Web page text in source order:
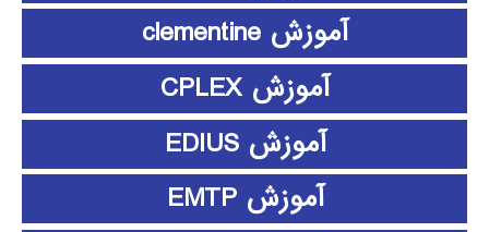
آموزش clementine
آموزش CPLEX
آموزش EDIUS
آموزش EMTP